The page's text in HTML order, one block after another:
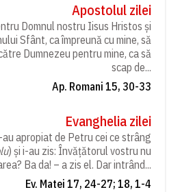
Apostolul zilei
Domnul nostru Iisus Hristos și
Sfânt, ca împreună cu mine, să
Dumnezeu pentru mine, ca să
scap de...
Ap. Romani 15, 30-33
Evanghelia zilei
apropiat de Petru cei ce strâng
) și i-au zis: Învățătorul vostru nu
Ba da! – a zis el. Dar intrând...
Ev. Matei 17, 24-27; 18, 1-4